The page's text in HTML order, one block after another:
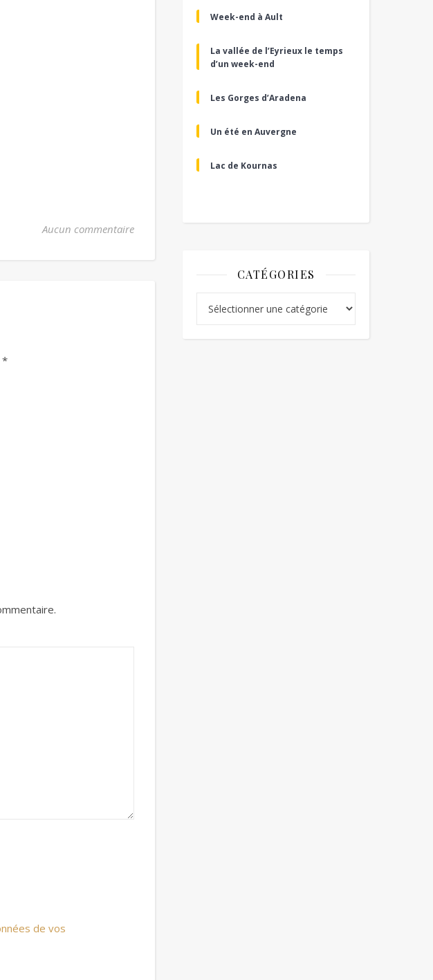
Aucun commentaire
*
de vos
Week-end à Ault
La vallée de l’Eyrieux le temps
d’un week-end
Les Gorges d’Aradena
Un été en Auvergne
Lac de Kournas
CATÉGORIES